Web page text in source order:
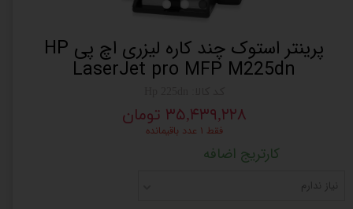
پرینتر استوک چند کاره لیزری اچ پی HP
LaserJet pro MFP M225dn
۳۵,۴۳۹,۲۲۸ تومان
فقط ۱ عدد باقیمانده
کارتریج اضافه
نیاز ندارم